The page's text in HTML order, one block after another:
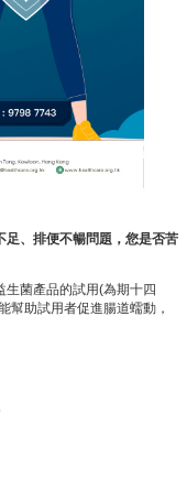
足、排便不暢問題，您是否苦
菌產品的試用(為期十四
幫助試用者促進腸道蠕動，